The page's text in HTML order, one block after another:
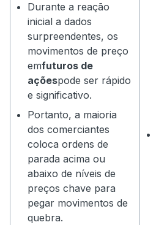
Durante a reação
inicial a dados
surpreendentes, os
movimentos de preço
emfuturos de
açõespode ser rápido
e significativo.
Portanto, a maioria
dos comerciantes
coloca ordens de
parada acima ou
abaixo de níveis de
preços chave para
pegar movimentos de
quebra.